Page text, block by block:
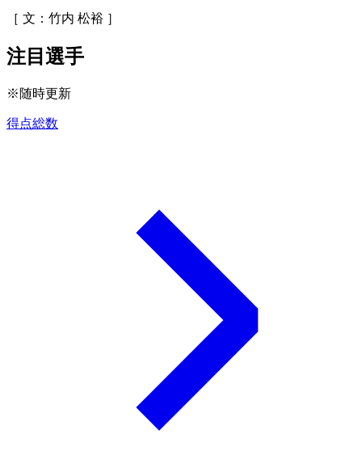
［ 文：竹内 松裕 ］
注目選手
※随時更新
得点総数